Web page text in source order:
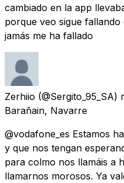
cambiado en la app
porque veo sigue
jamás me ha fallado
Zerhiio (@Sergito_95_SA)
Barañain, Navarre
@vodafone_es Estamos
y que nos tengan
para colmo nos llamáis a
llamarnos morosos. Ya